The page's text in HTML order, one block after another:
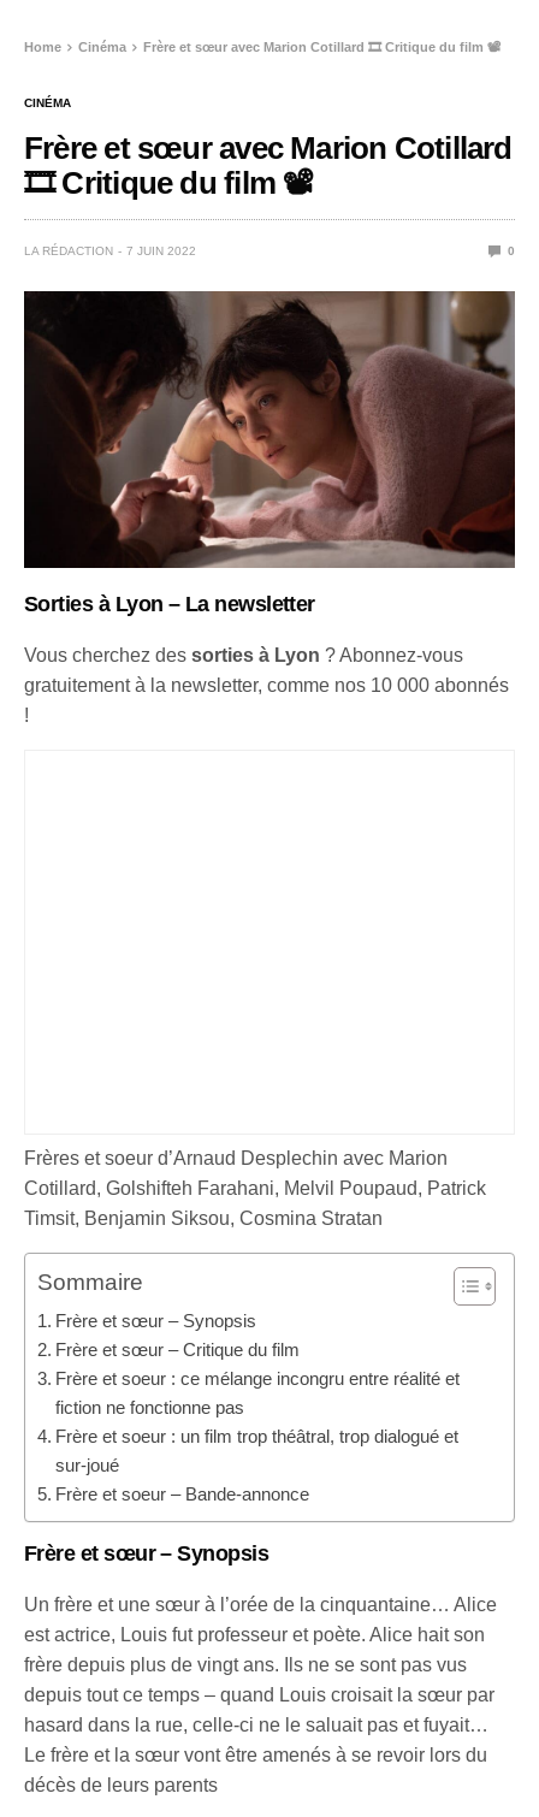
Home Cinéma Frère et sœur avec Marion Cotillard 🎞️ Critique du film 📽️
CINÉMA
Frère et sœur avec Marion Cotillard
🎞️ Critique du film 📽️
LA RÉDACTION 7 JUIN 2022 0
Sorties à Lyon – La newsletter
Vous cherchez dessorties à Lyon ? Abonnez-vous
gratuitement à la newsletter, comme nos 10 000 abonnés
!
Frères et soeur d’Arnaud Desplechin avec Marion
Cotillard, Golshifteh Farahani, Melvil Poupaud, Patrick
Timsit, Benjamin Siksou, Cosmina Stratan
Sommaire
Frère et sœur – Synopsis
Frère et sœur – Critique du film
Frère et soeur : ce mélange incongru entre réalité et
fiction ne fonctionne pas
Frère et soeur : un film trop théâtral, trop dialogué et
sur-joué
Frère et soeur – Bande-annonce
Frère et sœur – Synopsis
Un frère et une sœur à l’orée de la cinquantaine… Alice
est actrice, Louis fut professeur et poète. Alice hait son
frère depuis plus de vingt ans. Ils ne se sont pas vus
depuis tout ce temps – quand Louis croisait la sœur par
hasard dans la rue, celle-ci ne le saluait pas et fuyait…
Le frère et la sœur vont être amenés à se revoir lors du
décès de leurs parents